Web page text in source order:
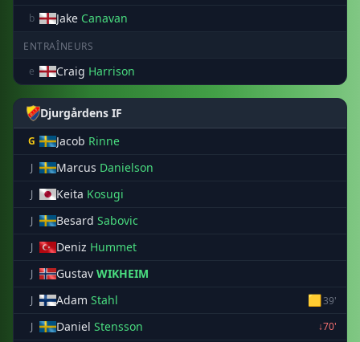
b Jake Canavan
ENTRAÎNEURS
e
Craig Harrison
Djurgårdens IF
G Jacob Rinne
J Marcus Danielson
J Keita Kosugi
J Besard Sabovic
J Deniz Hummet
J Gustav WIKHEIM
J Adam Stahl 🟨39'
J
Daniel Stensson
↓70'